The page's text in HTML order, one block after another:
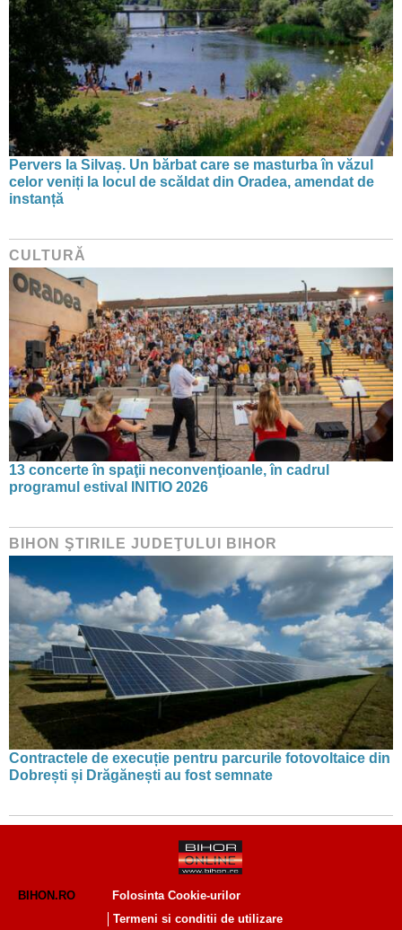
Pervers la Silvaș. Un bărbat care se masturba în văzul
celor veniți la locul de scăldat din Oradea, amendat de
instanță
CULTURĂ
13 concerte în spaţii neconvenţioanle, în cadrul
programul estival INITIO 2026
BIHON ŞTIRILE JUDEŢULUI BIHOR
Contractele de execuție pentru parcurile fotovoltaice din
Dobrești și Drăgănești au fost semnate
BIHON.RO
Folosinta Cookie-urilor
Termeni si conditii de utilizare